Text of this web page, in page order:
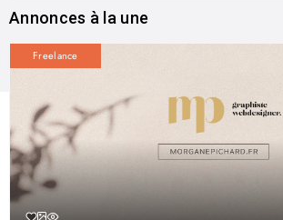
Annonces à la une
Freelance